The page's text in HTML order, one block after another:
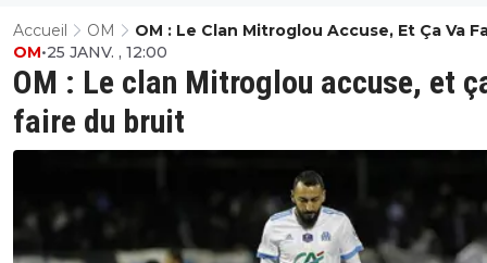
Accueil OM
OM : Le Clan Mitroglou Accuse, Et Ça Va
Du Bruit
OM : Le clan Mitroglou accuse, et
faire du bruit
OM•25 JANV. , 12:00